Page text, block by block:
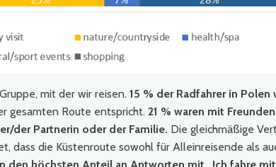
mit der wir reisen. 15 % der Radfahrer in Polen
gesamten Route entspricht. 21 % waren mit Freunden
der Partnerin oder der Familie. Die gleichmäßige
dass die Küstenroute sowohl für Alleinreisende als
den höchsten Anteil an Antworten mit „Ich fahre